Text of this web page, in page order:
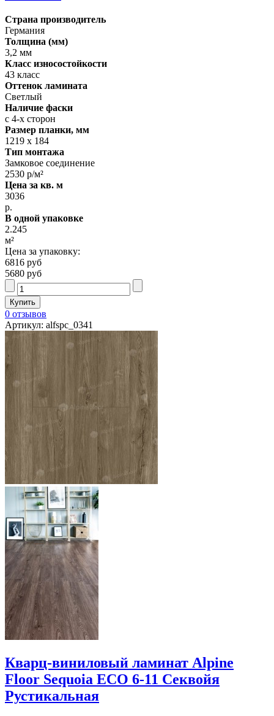
Страна производитель
Германия
Толщина (мм)
3,2 мм
Класс износостойкости
43 класс
Оттенок ламината
Светлый
Наличие фаски
с 4-х сторон
Размер планки, мм
1219 х 184
Тип монтажа
Замковое соединение
2530 р/м²
Цена за кв. м
3036
р.
В одной упаковке
2.245
м²
Цена за упаковку:
6816 руб
5680 руб
0 отзывов
Артикул: alfspc_0341
Кварц-виниловый ламинат Alpine
Floor Sequoia ECO 6-11 Секвойя
Рустикальная